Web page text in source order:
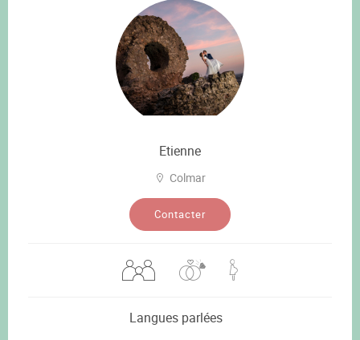
Etienne
Colmar
Contacter
Langues parlées